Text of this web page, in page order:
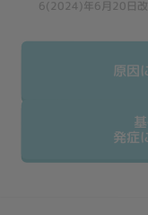
6(2024)年6月20日
原因
発症